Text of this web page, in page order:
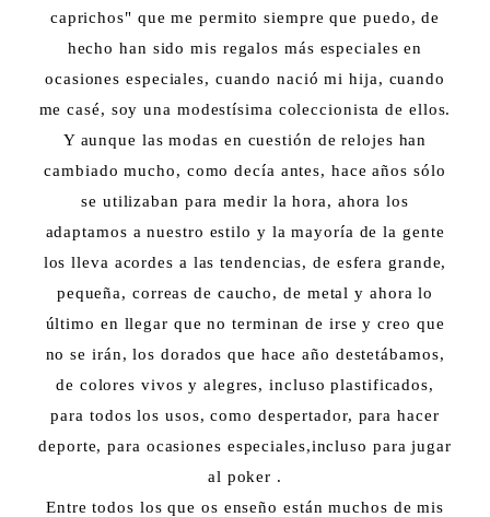
caprichos" que me permito siempre que puedo, de
hecho han sido mis regalos más especiales en
ocasiones especiales, cuando nació mi hija, cuando
me casé, soy una modestísima coleccionista de ellos.
Y aunque las modas en cuestión de relojes han
cambiado mucho, como decía antes, hace años sólo
se utilizaban para medir la hora, ahora los
adaptamos a nuestro estilo y la mayoría de la gente
los lleva acordes a las tendencias, de esfera grande,
pequeña, correas de caucho, de metal y ahora lo
último en llegar que no terminan de irse y creo que
no se irán, los dorados que hace año destetábamos,
de colores vivos y alegres, incluso plastificados,
para todos los usos, como despertador, para hacer
deporte, para ocasiones especiales,incluso para jugar
al poker .
Entre todos los que os enseño están muchos de mis